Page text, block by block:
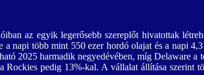
az egyik legerősebb szereplőt hivatottak
napi több mint 550 ezer hordó olajat és a napi
2025 harmadik negyedévében, míg Delaware a
pedig 13%-kal. A vállalat állítása szerint